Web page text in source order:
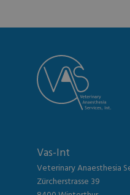
Vas-Int
Veterinary Anaesthesia
Zürcherstrasse 39